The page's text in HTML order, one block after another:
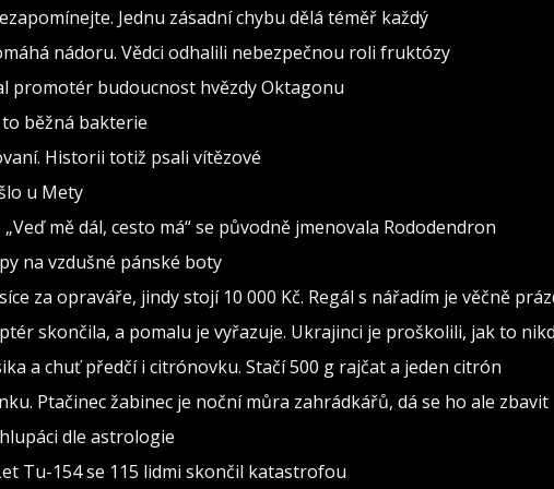
Jednu zásadní chybu dělá téměř každý
nádoru. Vědci odhalili nebezpečnou roli fruktózy
promotér budoucnost hvězdy Oktagonu
běžná bakterie
Historii totiž psali vítězové
u Mety
mě dál, cesto má“ se původně jmenovala Rododendron
na vzdušné pánské boty
za opraváře, jindy stojí 10 000 Kč. Regál s nářadím je věčně
skončila, a pomalu je vyřazuje. Ukrajinci je proškolili, jak to
a chuť předčí i citrónovku. Stačí 500 g rajčat a jeden citrón
Ptačinec žabinec je noční můra zahrádkářů, dá se ho ale zbavit
dle astrologie
Tu-154 se 115 lidmi skončil katastrofou